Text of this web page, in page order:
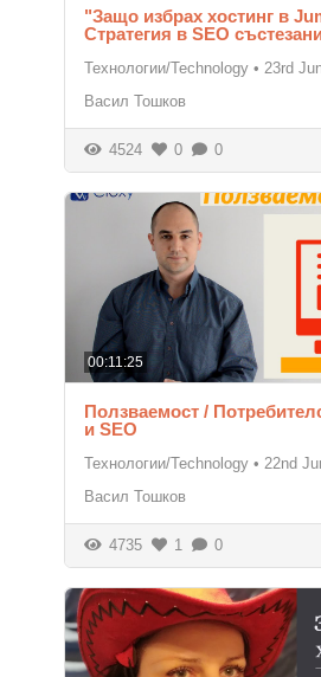
"Защо избрах хостинг в
Стратегия в SEO
Технологии/Technology • 23rd
Васил Тошков
4524 0 0
00:11:25
Ползваемост /
и SEO
Технологии/Technology • 22nd
Васил Тошков
4735 1 0